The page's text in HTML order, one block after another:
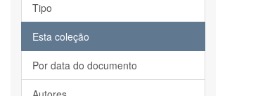
Tipo
Esta coleção
Por data do documento